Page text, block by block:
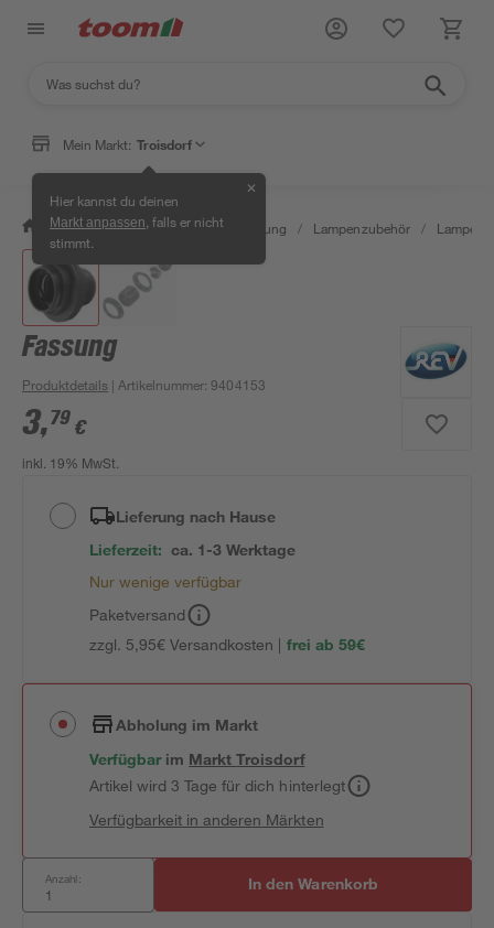
Mein Markt: Troisdorf
Hier kannst du deinen
Markt anpassen , falls er nicht
stimmt.
✕
/ Wohnen & Haushalt / Beleuchtung / Lampenzubehör /
Fassung
Produktdetails | Artikelnummer:9404153
3,79 €
inkl. 19% MwSt.
Lieferung nach Hause
Lieferzeit: ca. 1-3 Werktage
Nur wenige verfügbar
Paketversand
zzgl. 5,95€ Versandkosten | frei ab 59€
Abholung im Markt
Verfügbar im MarktTroisdorf
Artikel wird 3 Tage für dich hinterlegt
Verfügbarkeit in anderen Märkten
Anzahl: In den Warenkorb